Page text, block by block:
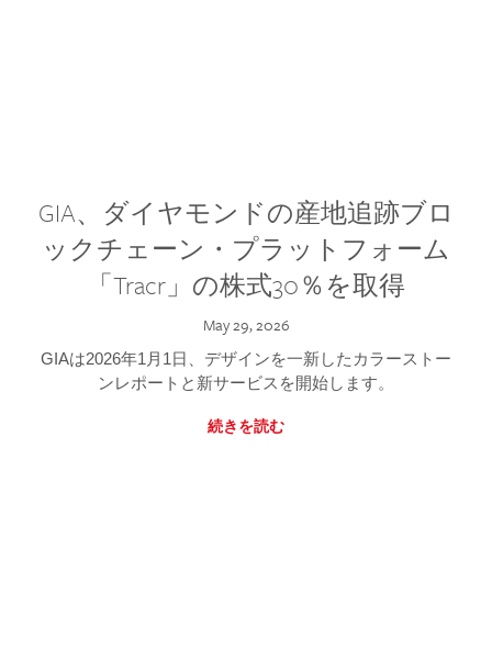
GIA、ダイヤモンドの産地追跡ブロ
ックチェーン・プラットフォーム
「Tracr」の株式30％を取得
May 29, 2026
GIAは2026年1月1日、デザインを一新したカラーストー
ンレポートと新サービスを開始します。
続きを読む